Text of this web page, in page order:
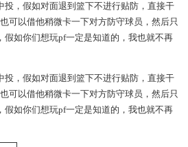
，假如对面退到篮下不进行贴防，直接干
可以借他稍微卡一下对方防守球员，然后只
如你们想玩pf一定是知道的，我也就不再
，假如对面退到篮下不进行贴防，直接干
可以借他稍微卡一下对方防守球员，然后只
如你们想玩pf一定是知道的，我也就不再